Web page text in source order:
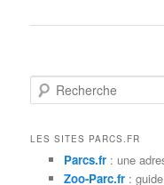
e
h
LES SITES PARCS.FR
Parcs.fr: une
Zoo-Parc.fr: guide